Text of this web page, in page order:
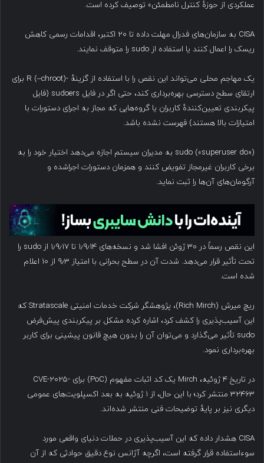
عملکردی از حوزهٔ کنترل نامطمئن» توصیف کرده است.
CISA به سازمان‌های فدرال مهلت داده تا ۲۰ اکتبر، اقدامات رسمی کاهش
ریسک را اعمال کنند یا استفاده از sudo را متوقف نمایند.
یک مهاجم محلی می‌تواند این نقص را با استفاده از گزینهٔ -R (–chroot) برای
ارتقای سطح دسترسی بهره‌برداری کند، حتی اگر در فایل sudoers (فایل
پیکربندی تعیین‌کنندهٔ کاربران یا گروه‌هایی که مجاز به اجرای دستورات با
امتیازات بالا هستند) فهرست نشده باشد.
sudo («superuser do») به مدیران سیستم اجازه می‌دهد اختیار خود را به
برخی کاربران غیرمجاز تفویض کنند و همزمان دستورات اجراشده و
آرگومان‌های آن‌ها را ثبت نماید.
این نقص رسماً در ۳۰ ژوئن افشا شد و نسخه‌های ۱٫۹٫۱۴ تا ۱٫۹٫۱۷ از sudo را
تحت تأثیر قرار می‌دهد. شدت آن در سطح بحرانی با امتیاز ۹٫۳ از ۱۰ اعلام
شده است.
ریچ میرش (Rich Mirch)، پژوهشگر شرکت خدمات امنیتی Stratascale که
این آسیب‌پذیری را کشف کرد، اشاره کرده مشکل بر پیکربندی پیش‌فرض
sudo تأثیر می‌گذارد و می‌توان آن را بدون هیچ قانون پیشینی برای کاربر
بهره‌برداری نمود.
در تاریخ ۴ ژوئیه، Mirch یک کد اثبات مفهوم (PoC) برای CVE-2025-
32463 منتشر کرد؛ با این حال، از ۱ ژوئیه به بعد اکسپلویت‌های عمومی
دیگری نیز بر پایهٔ توضیحات فنی منتشر شده‌اند.
CISA هشدار داده که این آسیب‌پذیری در حملات دنیای واقعی مورد
سوءاستفاده قرار گرفته است، اگرچه آژانس نوع دقیق حوادثی که از آن